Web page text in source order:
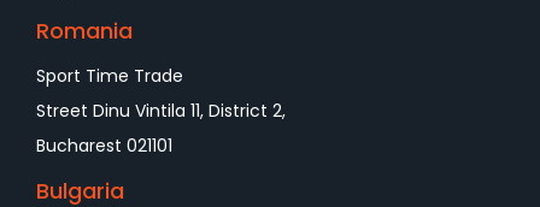
Romania
Sport Time Trade
Street Dinu Vintila 11, District 2,
Bucharest 021101
Bulgaria